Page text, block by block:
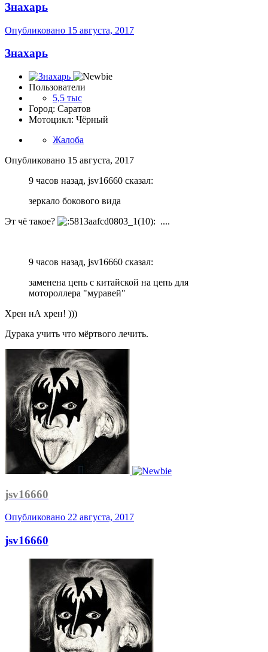
Знахарь
Опубликовано 15 августа, 2017
Знахарь
Пользователи
5,5 тыс
Город: Саратов
Мотоцикл: Чёрный
Жалоба
Опубликовано 15 августа, 2017
9 часов назад, jsv16660 сказал:
зеркало бокового вида
Эт чё такое?
....
9 часов назад, jsv16660 сказал:
заменена цепь с китайской на цепь для
мотороллера "муравей"
Хрен нА хрен! )))
Дурака учить что мёртвого лечить.
jsv16660
Опубликовано 22 августа, 2017
jsv16660